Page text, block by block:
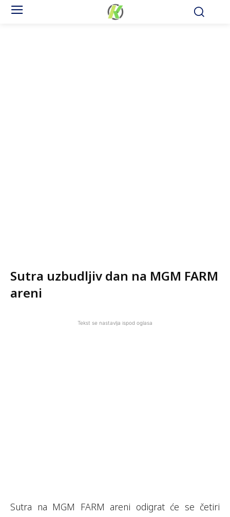
Sutra uzbudljiv dan na MGM FARM
areni
Tekst se nastavlja ispod oglasa
Sutra na MGM FARM areni odigrat će se četiri